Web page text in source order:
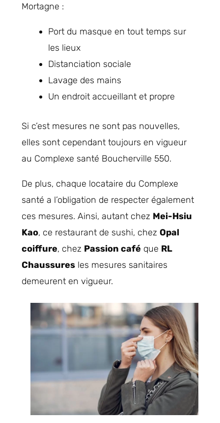
Mortagne :
Port du masque en tout temps sur
les lieux
Distanciation sociale
Lavage des mains
Un endroit accueillant et propre
Si c’est mesures ne sont pas nouvelles,
elles sont cependant toujours en vigueur
au Complexe santé Boucherville 550.
De plus, chaque locataire du Complexe
santé a l’obligation de respecter également
ces mesures. Ainsi, autant chez Mei-Hsiu
Kao, ce restaurant de sushi, chez Opal
coiffure, chez Passion café que RL
Chaussures les mesures sanitaires
demeurent en vigueur.